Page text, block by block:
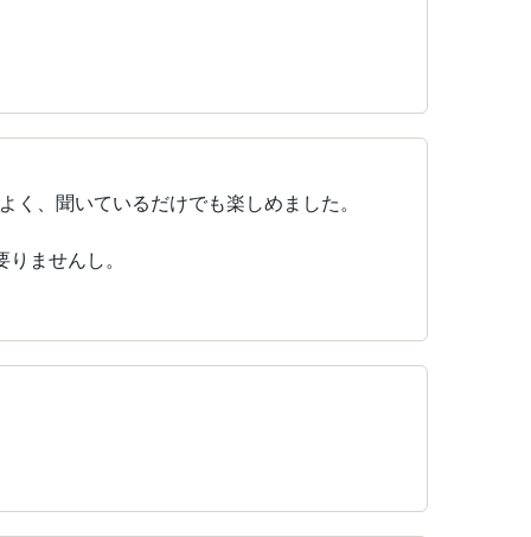
、聞いているだけでも楽しめました。
ませんし。